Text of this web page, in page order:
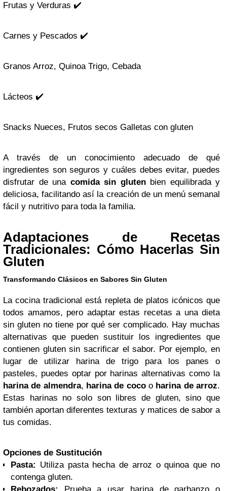
Frutas y Verduras ✔️
Carnes y Pescados ✔️
Granos Arroz, Quinoa Trigo, Cebada
Lácteos ✔️
Snacks Nueces, Frutos secos Galletas con gluten
A través de un conocimiento adecuado de qué
ingredientes son seguros y cuáles debes evitar, puedes
disfrutar de una comida sin glutenbien equilibrada y
deliciosa, facilitando así la creación de un menú semanal
fácil y nutritivo para toda la familia.
Adaptaciones de Recetas
Tradicionales: Cómo Hacerlas Sin
Gluten
Transformando Clásicos en Sabores Sin Gluten
La cocina tradicional está repleta de platos icónicos que
todos amamos, pero adaptar estas recetas a una dieta
sin gluten no tiene por qué ser complicado. Hay muchas
alternativas que pueden sustituir los ingredientes que
contienen gluten sin sacrificar el sabor. Por ejemplo, en
lugar de utilizar harina de trigo para los panes o
pasteles, puedes optar por harinas alternativas como la
harina de almendra, harina de cocoo harina de arroz.
Estas harinas no solo son libres de gluten, sino que
también aportan diferentes texturas y matices de sabor a
tus comidas.
Opciones de Sustitución
Pasta: Utiliza pasta hecha de arroz o quinoa que no
contenga gluten.